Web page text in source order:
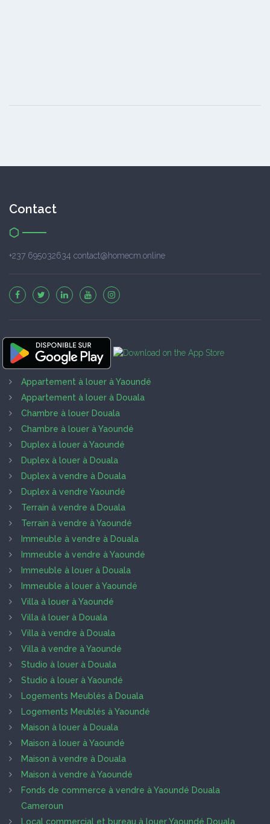
Contact
+237 695032634 contact@homecm.online
Appartement à louer à Yaoundé
Appartement à louer à Douala
Chambre à louer Douala
Chambre à louer à Yaoundé
Duplex à louer à Yaoundé
Duplex à louer à Douala
Duplex à vendre à Douala
Duplex à vendre Yaoundé
Terrain à vendre à Douala
Terrain à vendre à Yaoundé
Immeuble à vendre à Douala
Immeuble à vendre à Yaoundé
Immeuble à louer à Douala
Immeuble à louer à Yaoundé
Villa à louer à Yaoundé
Villa à louer à Douala
Villa à vendre à Douala
Villa à vendre à Yaoundé
Studio à louer à Douala
Studio à louer à Yaoundé
Logements Meublés à Douala
Logements Meublés à Yaoundé
Maison à louer à Douala
Maison à louer à Yaoundé
Maison à vendre à Douala
Maison à vendre à Yaoundé
Fonds de commerce à vendre à Yaoundé Douala
Cameroun
Local commercial et bureau à louer Yaoundé Douala